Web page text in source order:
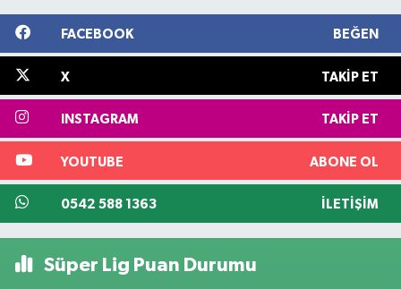
FACEBOOK BEĞEN
X TAKIP ET
INSTAGRAM TAKIP ET
YOUTUBE ABONE OL
0542 588 1363 İLETIŞIM
Süper Lig Puan Durumu